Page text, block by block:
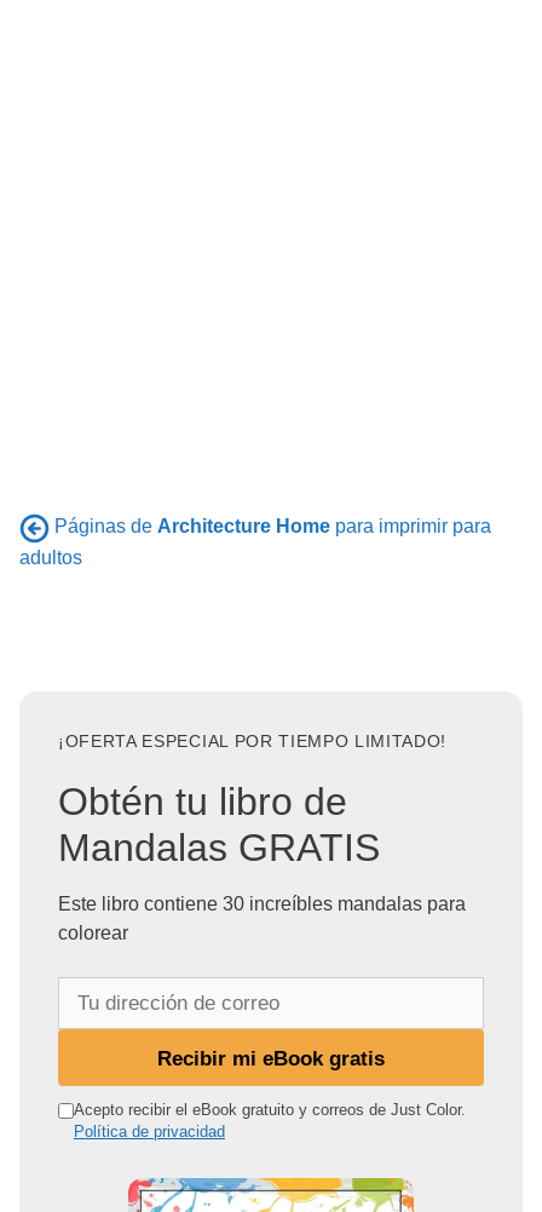
Páginas de Architecture Home para imprimir para
adultos
¡OFERTA ESPECIAL POR TIEMPO LIMITADO!
Obtén tu libro de
Mandalas GRATIS
Este libro contiene 30 increíbles mandalas para
colorear
r
Recibir mi eBook gratis
Acepto recibir el eBook gratuito y correos de Just Color.
Política de privacidad